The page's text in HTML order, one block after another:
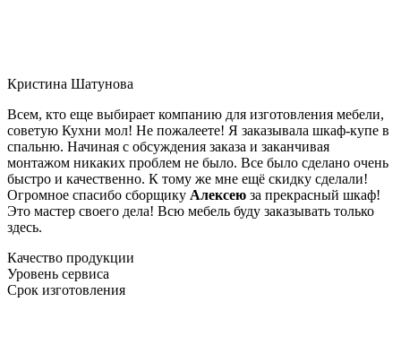
Кристина Шатунова
Всем, кто еще выбирает компанию для изготовления мебели,
советую Кухни мол! Не пожалеете! Я заказывала шкаф-купе в
спальню. Начиная с обсуждения заказа и заканчивая
монтажом никаких проблем не было. Все было сделано очень
быстро и качественно. К тому же мне ещё скидку сделали!
Огромное спасибо сборщику Алексею за прекрасный шкаф!
Это мастер своего дела! Всю мебель буду заказывать только
здесь.
Качество продукции
Уровень сервиса
Срок изготовления